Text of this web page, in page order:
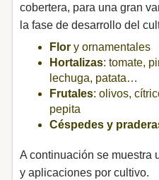
cobertera, para una gran
la fase de desarrollo del
Flory ornamentales
Hortalizas: tomate,
lechuga, patata…
Frutales: olivos,
pepita
Céspedes y
A continuación se muestra
y aplicaciones por cultivo.